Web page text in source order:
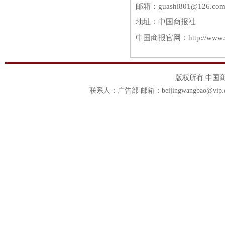
邮箱：
地址：中国商报社
中国商报官网：http://
版权所有 中国
联系人：广告部 邮箱：